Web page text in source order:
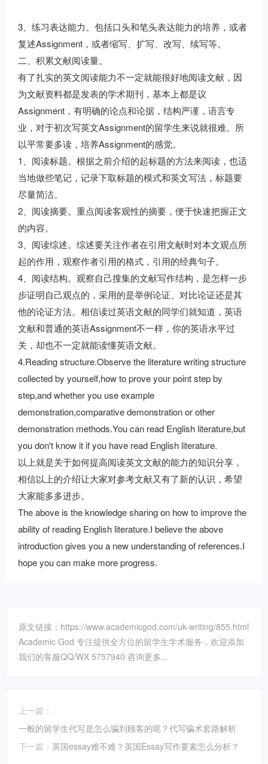
3、练习表达能力。包括口头和笔头表达能力的培养，或者
复述Assignment，或者缩写、扩写、改写、续写等。
二、积累文献阅读量。
有了扎实的英文阅读能力不一定就能很好地阅读文献，因
为文献资料都是发表的学术期刊，基本上都是议
Assignment，有明确的论点和论据，结构严谨，语言专
业，对于初次写英文Assignment的留学生来说就很难。所
以平常要多读，培养Assignment的感觉。
1、阅读标题。根据之前介绍的起标题的方法来阅读，也适
当地做些笔记，记录下取标题的模式和英文写法，标题要
尽量简洁。
2、阅读摘要。重点阅读客观性的摘要，便于快速把握正文
的内容。
3、阅读综述。综述要关注作者在引用文献时对本文观点所
起的作用，观察作者引用的格式，引用的经典句子。
4、阅读结构。观察自己搜集的文献写作结构，是怎样一步
步证明自己观点的，采用的是举例论证、对比论证还是其
他的论证方法。相信读过英语文献的同学们就知道，英语
文献和普通的英语Assignment不一样，你的英语水平过
关，却也不一定就能读懂英语文献。
4.Reading structure.Observe the literature writing structure
collected by yourself,how to prove your point step by
step,and whether you use example
demonstration,comparative demonstration or other
demonstration methods.You can read English literature,but
you don't know it if you have read English literature.
以上就是关于如何提高阅读英文文献的能力的知识分享，
相信以上的介绍让大家对参考文献又有了新的认识，希望
大家能多多进步。
The above is the knowledge sharing on how to improve the
ability of reading English literature.I believe the above
introduction gives you a new understanding of references.I
hope you can make more progress.
原文链接：https://www.academicgod.com/uk-writing/855.html
Academic God 专注提供全方位的留学生学术服务，欢迎添加
我们的客服QQ/WX 5757940 咨询更多...
上一篇：
一般的留学生代写是怎么骗到顾客的呢？代写骗术套路解析
下一篇： 英国essay难不难？英国Essay写作要素怎么分析？